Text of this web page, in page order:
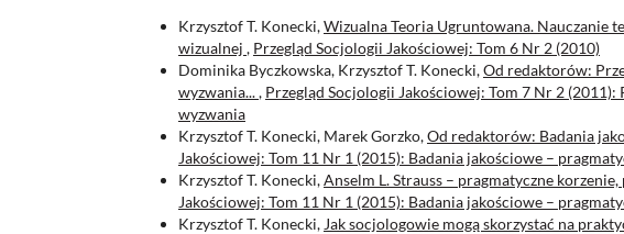
Krzysztof T. Konecki,Wizualna Teoria Ugruntowana. Nauczanie
wizualnej , Przegląd Socjologii Jakościowej: Tom 6 Nr 2 (2010)
Dominika Byczkowska, Krzysztof T. Konecki,Od redaktorów:
wyzwania..., Przegląd Socjologii Jakościowej: Tom 7 Nr 2
wyzwania
Krzysztof T. Konecki, Marek Gorzko,Od redaktorów: Badania
Jakościowej: Tom 11 Nr 1 (2015): Badania jakościowe –
Krzysztof T. Konecki,Anselm L. Strauss – pragmatyczne
Jakościowej: Tom 11 Nr 1 (2015): Badania jakościowe –
Krzysztof T. Konecki, Jak socjologowie mogą skorzystać na